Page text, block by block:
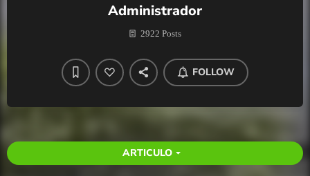
Administrador
2922 Posts
FOLLOW
ARTICULO arrow_drop_down